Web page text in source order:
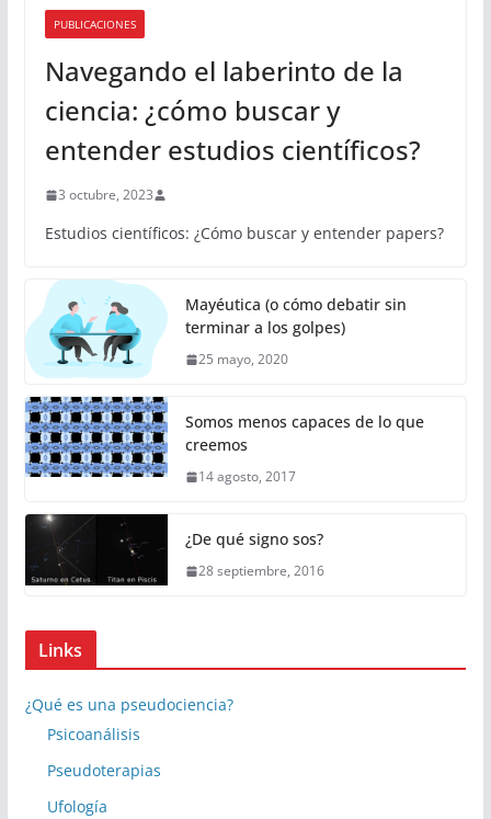
PUBLICACIONES
Navegando el laberinto de la
ciencia: ¿cómo buscar y
entender estudios científicos?
3 octubre, 2023
Estudios científicos: ¿Cómo buscar y entender papers?
Mayéutica (o cómo debatir sin
terminar a los golpes)
25 mayo, 2020
Somos menos capaces de lo que
creemos
14 agosto, 2017
¿De qué signo sos?
28 septiembre, 2016
Links
¿Qué es una pseudociencia?
Psicoanálisis
Pseudoterapias
Ufología